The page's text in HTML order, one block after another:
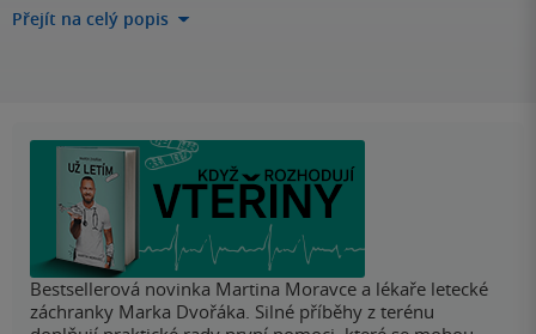
Přejít na celý popis
Bestsellerová novinka Martina Moravce a lékaře letecké
záchranky Marka Dvořáka. Silné příběhy z terénu